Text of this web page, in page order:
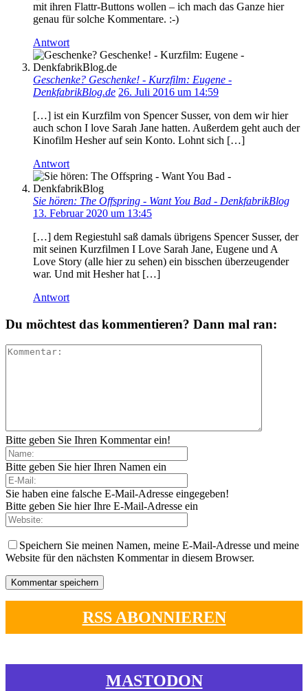
mit ihren Flattr-Buttons wollen – ich mach das Ganze hier
genau für solche Kommentare. :-)
Antwort
Geschenke? Geschenke! - Kurzfilm: Eugene -
DenkfabrikBlog.de 26. Juli 2016 um 14:59
[…] ist ein Kurzfilm von Spencer Susser, von dem wir hier
auch schon I love Sarah Jane hatten. Außerdem geht auch der
Kinofilm Hesher auf sein Konto. Lohnt sich […]
Antwort
Sie hören: The Offspring - Want You Bad - DenkfabrikBlog
13. Februar 2020 um 13:45
[…] dem Regiestuhl saß damals übrigens Spencer Susser, der
mit seinen Kurzfilmen I Love Sarah Jane, Eugene und A
Love Story (alle hier zu sehen) ein bisschen überzeugender
war. Und mit Hesher hat […]
Antwort
Du möchtest das kommentieren? Dann mal ran:
Bitte geben Sie Ihren Kommentar ein!
Bitte geben Sie hier Ihren Namen ein
Sie haben eine falsche E-Mail-Adresse eingegeben!
Bitte geben Sie hier Ihre E-Mail-Adresse ein
Speichern Sie meinen Namen, meine E-Mail-Adresse und meine
Website für den nächsten Kommentar in diesem Browser.
RSS ABONNIEREN
MASTODON